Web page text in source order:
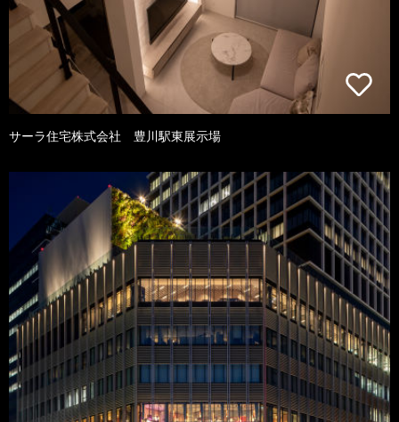
サーラ住宅株式会社 豊川駅東展示場